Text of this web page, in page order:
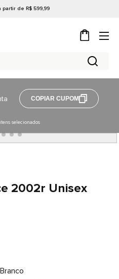
partir de R$ 599,99
COPIAR CUPOM
selecionados
2002r Unisex